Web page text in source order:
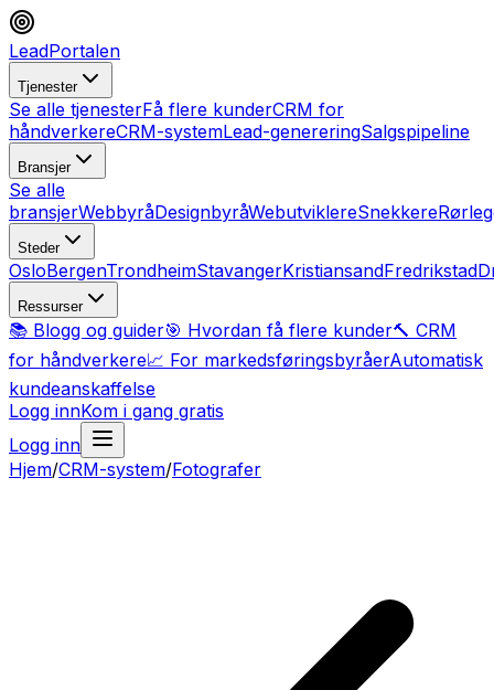
LeadPortalen
Tjenester
Se alle tjenesterFå flere kunderCRM for
håndverkereCRM-systemLead-genereringSalgspipeline
Bransjer
Se alle
bransjerWebbyråDesignbyråWebutviklereSnekkere
Steder
OsloBergenTrondheimStavangerKristiansandFredrikstad
Ressurser
📚 Blogg og guider🎯 Hvordan få flere kunder🔨 CRM
for håndverkere📈 For markedsføringsbyråerAutomatisk
kundeanskaffelse
Logg innKom i gang gratis
Logg inn
Hjem/CRM-system/Fotografer